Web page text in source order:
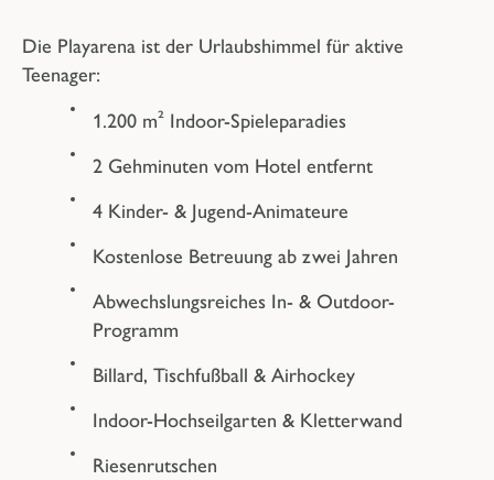
Die Playarena ist der Urlaubshimmel für aktive
Teenager:
1.200 m² Indoor-Spieleparadies
2 Gehminuten vom Hotel entfernt
4 Kinder- & Jugend-Animateure
Kostenlose Betreuung ab zwei Jahren
Abwechslungsreiches In- & Outdoor-
Programm
Billard, Tischfußball & Airhockey
Indoor-Hochseilgarten & Kletterwand
Riesenrutschen